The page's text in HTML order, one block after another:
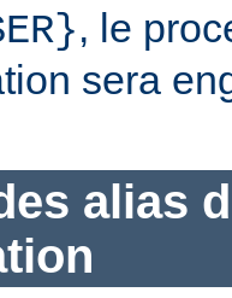
, le
sera
alias